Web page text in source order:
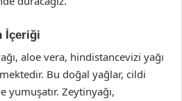
İçeriği
aloe vera, hindistancevizi yağı
Bu doğal yağlar, cildi
yumuşatır. Zeytinyağı,